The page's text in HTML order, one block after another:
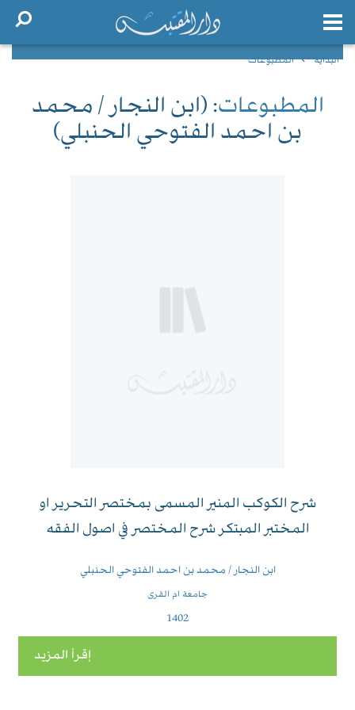
البداية المطبوعات
المطبوعات: (ابن النجار / محمد
بن احمد الفتوحي الحنبلي)
شرح الكوكب المنير المسمى بمختصر التحرير او
المختبر المبتكر شرح المختصر في اصول الفقه
ابن النجار / محمد بن احمد الفتوحي الحنبلي
جامعة ام القرى
1402
إقرأ المزيد